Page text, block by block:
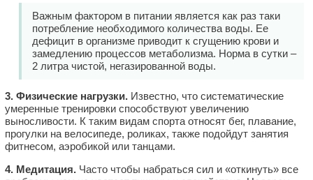
Важным фактором в питании является как раз таки
потребление необходимого количества воды. Ее
дефицит в организме приводит к сгущению крови и
замедлению процессов метаболизма. Норма в сутки –
2 литра чистой, негазированной воды.
3. Физические нагрузки. Известно, что систематические
умеренные тренировки способствуют увеличению
выносливости. К таким видам спорта относят бег, плавание,
прогулки на велосипеде, роликах, также подойдут занятия
фитнесом, аэробикой или танцами.
4. Медитация. Часто чтобы набраться сил и «откинуть» все